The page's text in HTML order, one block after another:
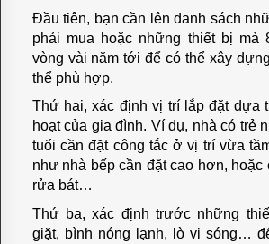
CÔNG
BELLE
EPOQUE
CLASSIC
CRYSTAL
Đầu tiên, bạn cần lên danh sách
phải mua hoặc những thiết bị mà
vòng vài năm tới để có thể xây
thể phù hợp.
Thứ hai, xác định vị trí lắp đặt dựa
hoạt của gia đình. Ví dụ, nhà có trẻ
tuổi cần đặt công tắc ở vị trí vừa
như nhà bếp cần đặt cao hơn, hoặc
rửa bát…
Thứ ba, xác định trước những
giặt, bình nóng lạnh, lò vi sóng…